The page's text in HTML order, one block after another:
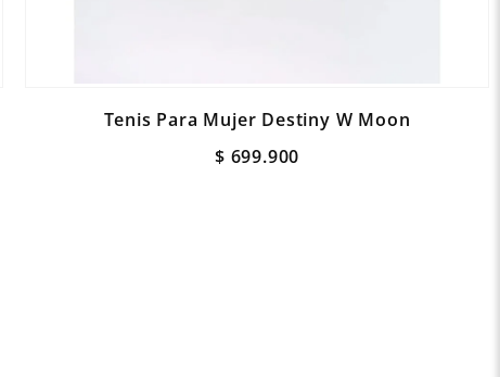
Tenis Para Mujer Destiny W Moon
$ 699.900